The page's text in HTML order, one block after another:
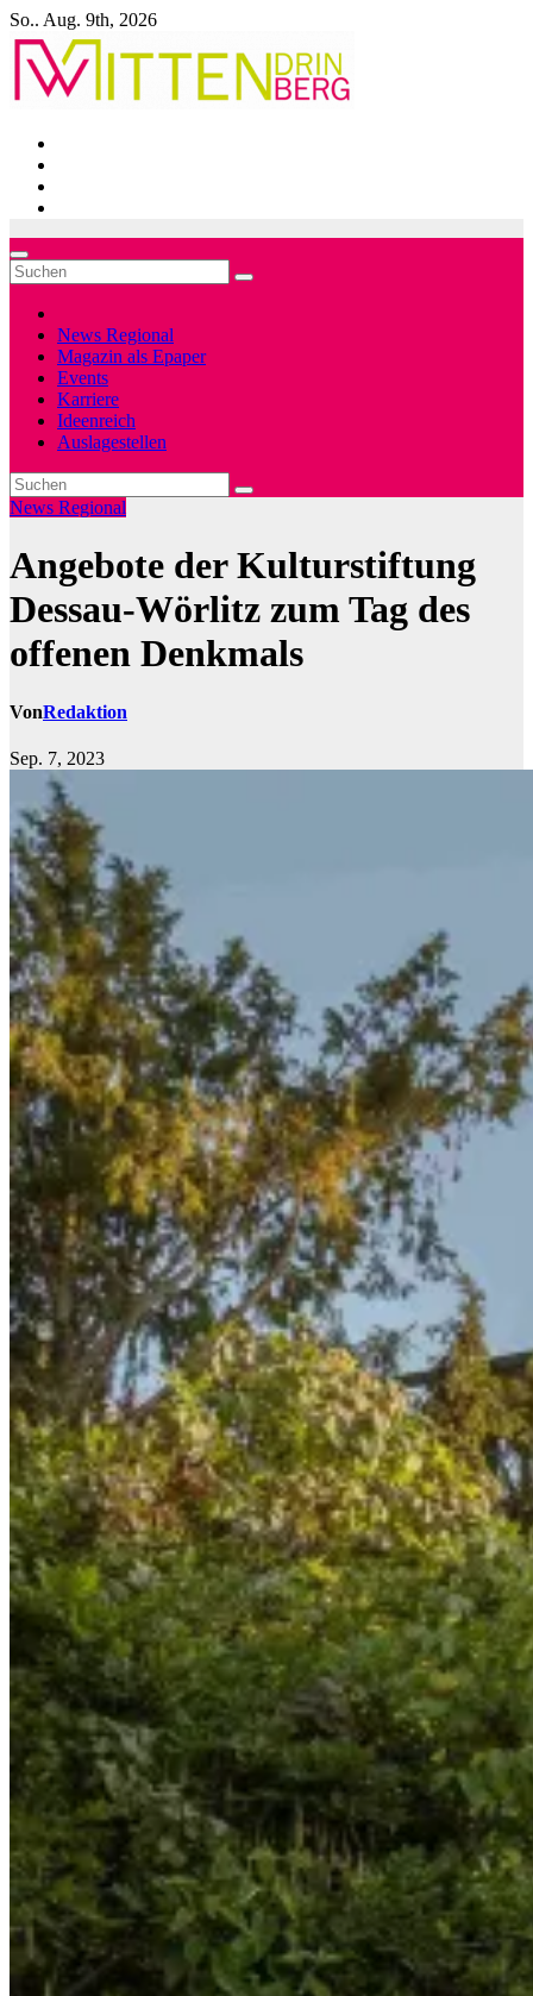
Zum
Inhalt
springen
So.. Aug. 9th, 2026
News Regional
Magazin als Epaper
Events
Karriere
Ideenreich
Auslagestellen
News Regional
Angebote der Kulturstiftung
Dessau-Wörlitz zum Tag des
offenen Denkmals
VonRedaktion
Sep. 7, 2023